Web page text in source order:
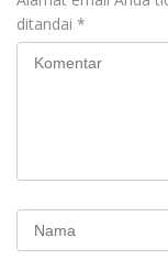
ditandai *